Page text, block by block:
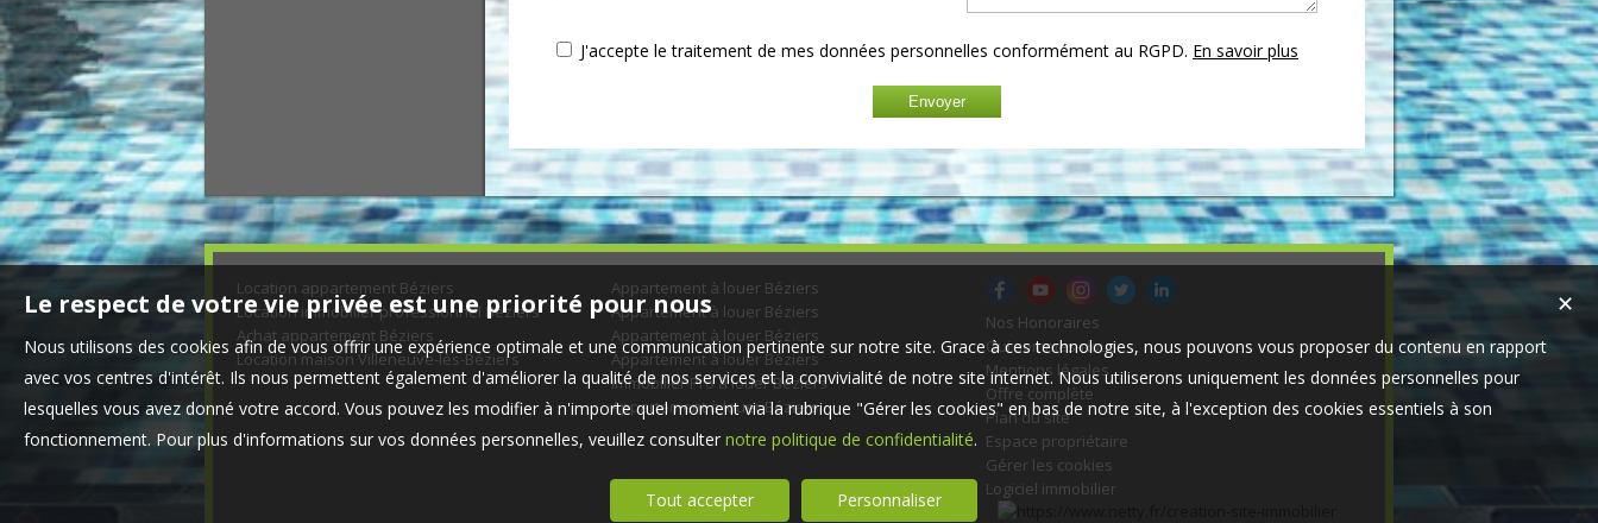
J'accepte le traitement de mes données personnelles conformément au RGPD. En savoir plus
Location appartement Béziers
Location immobilier professionnel Béziers
Achat appartement Béziers
Location maison Villeneuve-lès-Béziers
Appartement à louer Béziers
Appartement à louer Béziers
Appartement à louer Béziers
Appartement à louer Béziers
Immobilier Pro à louer Béziers
Appartement à louer Béziers
Nos Honoraires
Qui sommes-nous
Mentions légales
Offre complète
Plan du site
Espace propriétaire
Gérer les cookies
Logiciel immobilier
✕
Le respect de votre vie privée est une priorité pour nous
Nous utilisons des cookies afin de vous offrir une expérience optimale et une communication pertinente sur notre site. Grace à ces technologies, nous pouvons vous proposer du contenu en rapport
avec vos centres d'intérêt. Ils nous permettent également d'améliorer la qualité de nos services et la convivialité de notre site internet. Nous utiliserons uniquement les données personnelles pour
lesquelles vous avez donné votre accord. Vous pouvez les modifier à n'importe quel moment via la rubrique "Gérer les cookies" en bas de notre site, à l'exception des cookies essentiels à son
fonctionnement. Pour plus d'informations sur vos données personnelles, veuillez consulter notre politique de confidentialité.
Tout accepter Personnaliser